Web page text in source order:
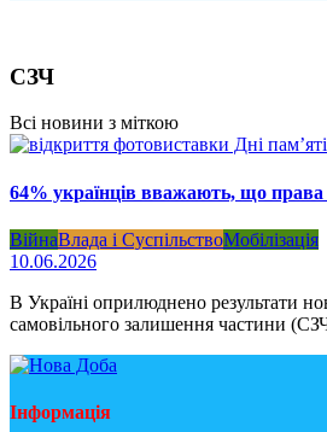
СЗЧ
Всі новини з міткою
64% українців вважають, що права
ВійнаВлада і СуспільствоМобілізація
10.06.2026
В Україні оприлюднено результати
самовільного залишення частини
Інформація